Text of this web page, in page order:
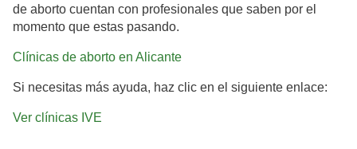
de aborto cuentan con profesionales que saben por el
momento que estas pasando.
Clínicas de aborto en Alicante
Si necesitas más ayuda, haz clic en el siguiente enlace:
Ver clínicas IVE